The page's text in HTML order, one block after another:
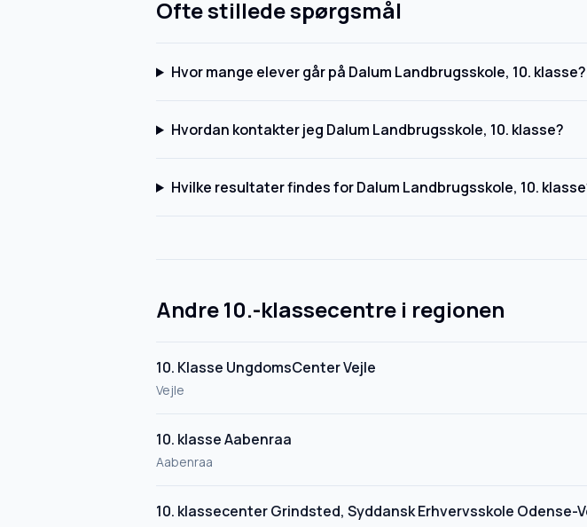
Ofte stillede spørgsmål
Hvor mange elever går på Dalum Landbrugsskole, 10. klasse?
Hvordan kontakter jeg Dalum Landbrugsskole, 10. klasse?
Hvilke resultater findes for Dalum Landbrugsskole, 10.
Andre 10.-klassecentre i regionen
10. Klasse UngdomsCenter Vejle
Vejle
10. klasse Aabenraa
Aabenraa
10. klassecenter Grindsted, Syddansk Erhvervsskole Odense-